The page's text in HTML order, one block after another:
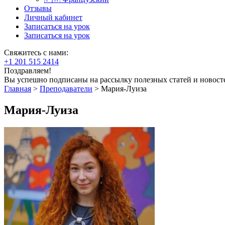
Отзывы
Личный кабинет
Записаться на урок
Записаться на урок
Свяжитесь с нами:
+1 201 515 2414
Поздравляем!
Вы успешно подписаны на рассылку полезных статей и
Главная > Преподаватели > Мария-Луиза
Мария-Луиза